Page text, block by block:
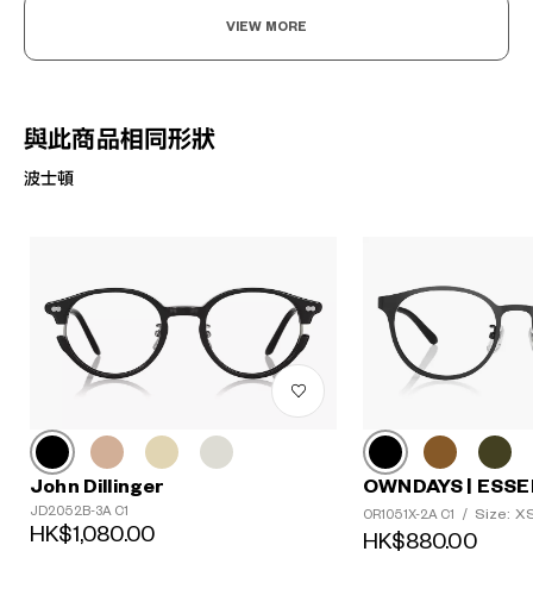
VIEW MORE
與此商品相同形狀
波士頓
John Dillinger
JD2052B-3A C1
HK$1,080.00
OWNDAYS |
OR1051X-2A C1 / Size:
HK$880.00